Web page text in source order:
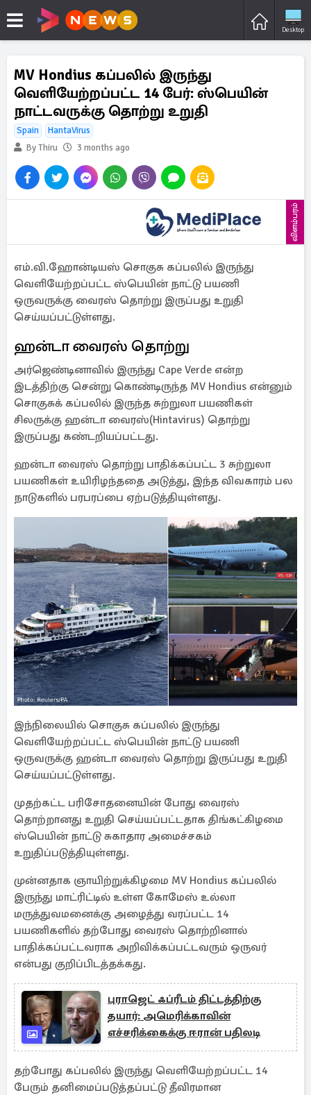
Desktop
MV Hondius கப்பலில் இருந்து
வெளியேற்றப்பட்ட 14 பேர்: ஸ்பெயின்
நாட்டவருக்கு தொற்று உறுதி
Spain
HantaVirus
By Thiru
3 months ago
விளம்பரம்
எம்.வி.ஹோன்டியஸ் சொகுசு கப்பலில் இருந்து
வெளியேற்றப்பட்ட ஸ்பெயின் நாட்டு பயணி
ஒருவருக்கு வைரஸ் தொற்று இருப்பது உறுதி
செய்யப்பட்டுள்ளது.
ஹன்டா வைரஸ் தொற்று
அர்ஜெண்டினாவில் இருந்து Cape Verde என்ற
இடத்திற்கு சென்று கொண்டிருந்த MV Hondius என்னும்
சொகுசுக் கப்பலில் இருந்த சுற்றுலா பயணிகள்
சிலருக்கு ஹன்டா வைரஸ்(Hintavirus) தொற்று
இருப்பது கண்டறியப்பட்டது.
ஹன்டா வைரஸ் தொற்று பாதிக்கப்பட்ட 3 சுற்றுலா
பயணிகள் உயிரிழந்ததை அடுத்து, இந்த விவகாரம் பல
நாடுகளில் பரபரப்பை ஏற்படுத்தியுள்ளது.
இந்நிலையில் சொகுசு கப்பலில் இருந்து
வெளியேற்றப்பட்ட ஸ்பெயின் நாட்டு பயணி
ஒருவருக்கு ஹன்டா வைரஸ் தொற்று இருப்பது உறுதி
செய்யப்பட்டுள்ளது.
முதற்கட்ட பரிசோதனையின் போது வைரஸ்
தொற்றானது உறுதி செய்யப்பட்டதாக திங்கட்கிழமை
ஸ்பெயின் நாட்டு சுகாதார அமைச்சகம்
உறுதிப்படுத்தியுள்ளது.
முன்னதாக ஞாயிற்றுக்கிழமை MV Hondius கப்பலில்
இருந்து மாட்ரிட்டில் உள்ள கோமேஸ் உல்லா
மருத்துவமனைக்கு அழைத்து வரப்பட்ட 14
பயணிகளில் தற்போது வைரஸ் தொற்றினால்
பாதிக்கப்பட்டவராக அறிவிக்கப்பட்டவரும் ஒருவர்
என்பது குறிப்பிடத்தக்கது.
புராஜெட் ஃப்ரீடம் திட்டத்திற்கு
தயார்: அமெரிக்காவின்
எச்சரிக்கைக்கு ஈரான் பதிலடி
தற்போது கப்பலில் இருந்து வெளியேற்றப்பட்ட 14
பேரும் தனிமைப்படுத்தப்பட்டு தீவிரமான